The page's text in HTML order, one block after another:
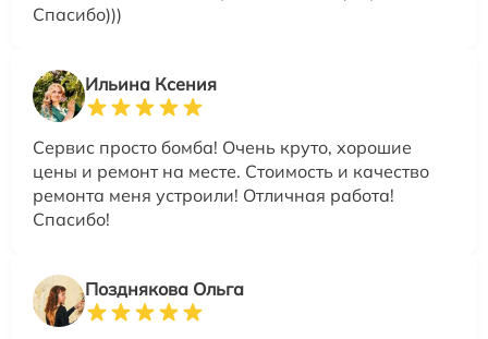
Спасибо)))
Ильина Ксения
Сервис просто бомба! Очень круто, хорошие
цены и ремонт на месте. Стоимость и качество
ремонта меня устроили! Отличная работа!
Спасибо!
Позднякова Ольга